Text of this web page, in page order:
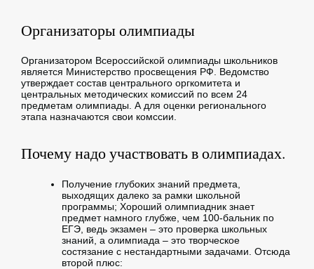
Организаторы олимпиады
Организатором Всероссийской олимпиады школьников
является Министерство просвещения РФ. Ведомство
утверждает состав центрального оргкомитета и
центральных методических комиссий по всем 24
предметам олимпиады. А для оценки регионального
этапа назначаются свои комссии.
Почему надо участвовать в олимпиадах.
Получение глубоких знаний предмета,
выходящих далеко за рамки школьной
программы; Хороший олимпиадник знает
предмет намного глубже, чем 100-бальник по
ЕГЭ, ведь экзамен – это проверка школьных
знаний, а олимпиада – это творческое
состязание с нестандартными задачами. Отсюда
второй плюс: